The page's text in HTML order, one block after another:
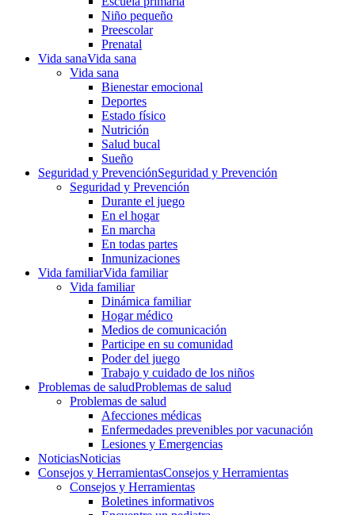
Niño pequeño
Preescolar
Prenatal
Vida sanaVida sana
Vida sana
Bienestar emocional
Deportes
Estado físico
Nutrición
Salud bucal
Sueño
Seguridad y PrevenciónSeguridad y Prevención
Seguridad y Prevención
Durante el juego
En el hogar
En marcha
En todas partes
Inmunizaciones
Vida familiarVida familiar
Vida familiar
Dinámica familiar
Hogar médico
Medios de comunicación
Participe en su comunidad
Poder del juego
Trabajo y cuidado de los niños
Problemas de saludProblemas de salud
Problemas de salud
Afecciones médicas
Enfermedades prevenibles por vacunación
Lesiones y Emergencias
NoticiasNoticias
Consejos y HerramientasConsejos y Herramientas
Consejos y Herramientas
Boletines informativos